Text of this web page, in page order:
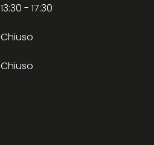
13:30 - 17:30
Chiuso
Chiuso